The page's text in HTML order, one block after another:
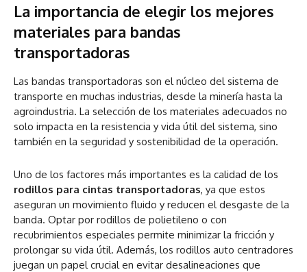
La importancia de elegir los mejores
materiales para bandas
transportadoras
Las bandas transportadoras son el núcleo del sistema de
transporte en muchas industrias, desde la minería hasta la
agroindustria. La selección de los materiales adecuados no
solo impacta en la resistencia y vida útil del sistema, sino
también en la seguridad y sostenibilidad de la operación.
Uno de los factores más importantes es la calidad de los
rodillos para cintas transportadoras, ya que estos
aseguran un movimiento fluido y reducen el desgaste de la
banda. Optar por rodillos de polietileno o con
recubrimientos especiales permite minimizar la fricción y
prolongar su vida útil. Además, los rodillos auto centradores
juegan un papel crucial en evitar desalineaciones que